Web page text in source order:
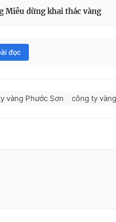
Miêu dừng khai thác vàng
đọc
vàng Phước Sơn công ty